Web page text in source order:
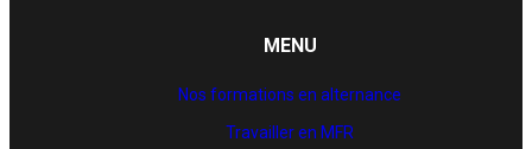
MENU
Nos formations en alternance
Travailler en MFR